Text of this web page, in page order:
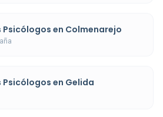
Psicólogos en Colmenarejo
Psicólogos en Gelida